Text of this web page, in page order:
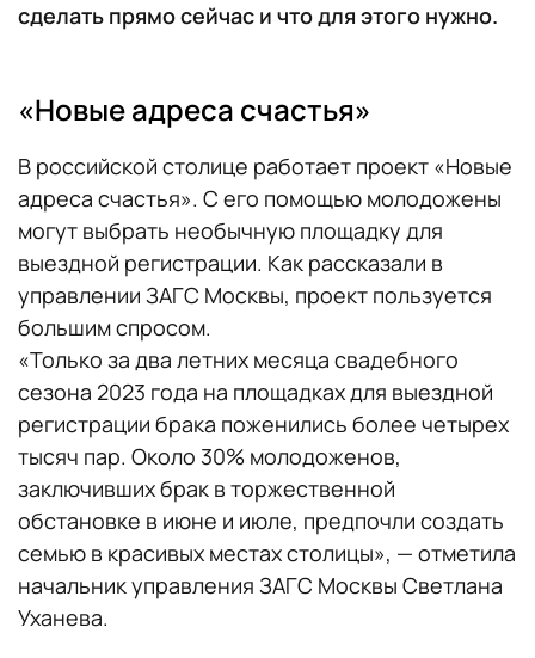
сделать прямо сейчас и что для этого нужно.
«Новые адреса счастья»
В российской столице работает проект «Новые
адреса счастья». С его помощью молодожены
могут выбрать необычную площадку для
выездной регистрации. Как рассказали в
управлении ЗАГС Москвы, проект пользуется
большим спросом.
«Только за два летних месяца свадебного
сезона 2023 года на площадках для выездной
регистрации брака поженились более четырех
тысяч пар. Около 30% молодоженов,
заключивших брак в торжественной
обстановке в июне и июле, предпочли создать
семью в красивых местах столицы», — отметила
начальник управления ЗАГС Москвы Светлана
Уханева.